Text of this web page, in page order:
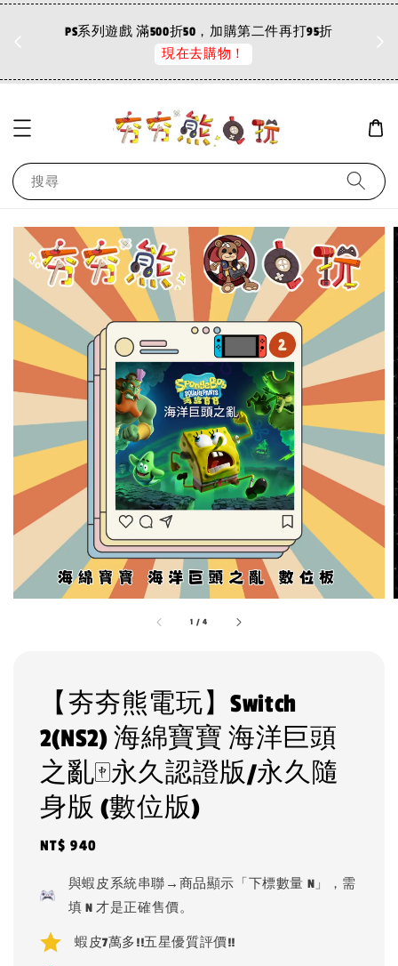
PS系列遊戲 滿500折50，加購第二件再打95折
現在去購物！
搜尋
1 /4
【夯夯熊電玩】Switch
2(NS2) 海綿寶寶 海洋巨頭
之亂🀄永久認證版/永久隨
身版 (數位版)
Regular
NT$ 940
與蝦皮系統串聯→商品顯示「下標數量 N」，需
填 N 才是正確售價。
蝦皮7萬多!!五星優質評價!!